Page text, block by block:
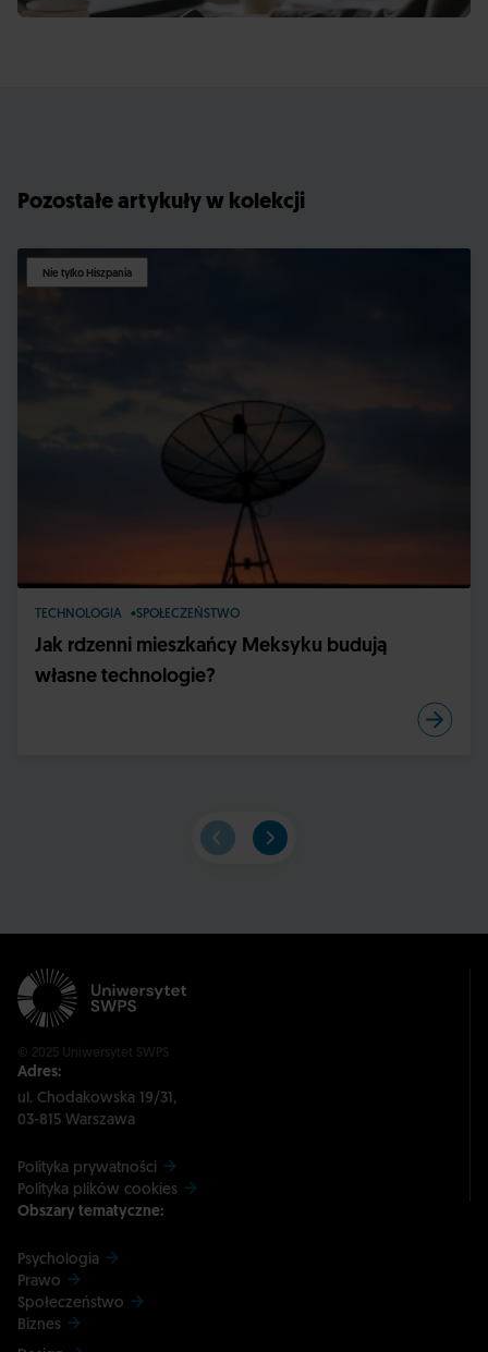
Pozostałe artykuły w kolekcji
Nie tylko Hiszpania
TECHNOLOGIA SPOŁECZEŃSTWO
Jak rdzenni mieszkańcy Meksyku budują
własne technologie?
© 2025 Uniwersytet SWPS
Adres:
ul. Chodakowska 19/31,
03-815 Warszawa
Polityka prywatności
Polityka plików cookies
Obszary tematyczne:
Psychologia
Prawo
Społeczeństwo
Biznes